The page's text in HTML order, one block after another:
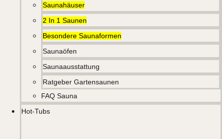
Saunahäuser
2 In 1 Saunen
Besondere Saunaformen
Saunaöfen
Saunaausstattung
Ratgeber Gartensaunen
FAQ Sauna
Hot-Tubs